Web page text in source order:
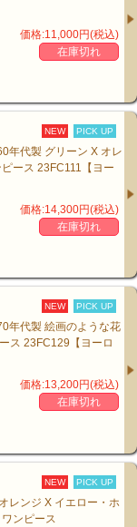
価格:11,000円(税込)
在庫切れ
NEW PICK UP
年代製 グリーン X オレ
ース 23FC111【ヨー
価格:14,300円(税込)
在庫切れ
NEW PICK UP
年代製 絵画のような花
ス 23FC129【ヨーロ
価格:13,200円(税込)
在庫切れ
NEW PICK UP
レンジ X イエロー・ホ
ンピース